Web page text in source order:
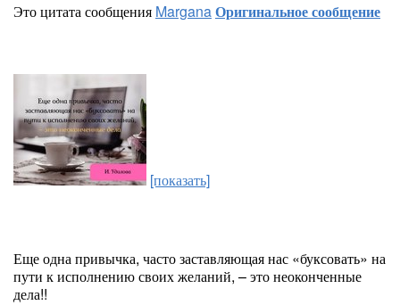
Это цитата сообщения MarganaОригинальное сообщение
[показать]
Еще одна привычка, часто заставляющая нас «буксовать» на
пути к исполнению своих желаний, – это неоконченные
дела!!